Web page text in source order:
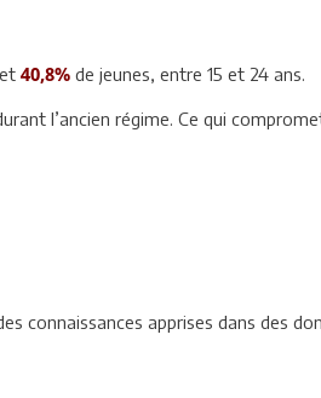
40,8% de jeunes, entre 15 et 24 ans.
l’ancien régime. Ce qui
connaissances apprises dans des